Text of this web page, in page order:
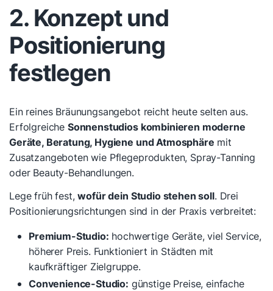
2. Konzept und
Positionierung
festlegen
Ein reines Bräunungsangebot reicht heute selten aus.
Erfolgreiche Sonnenstudios kombinieren moderne
Geräte, Beratung, Hygiene und Atmosphäre mit
Zusatzangeboten wie Pflegeprodukten, Spray-Tanning
oder Beauty-Behandlungen.
Lege früh fest,wofür dein Studio stehen soll. Drei
Positionierungsrichtungen sind in der Praxis verbreitet:
Premium-Studio: hochwertige Geräte, viel Service,
höherer Preis. Funktioniert in Städten mit
kaufkräftiger Zielgruppe.
Convenience-Studio: günstige Preise, einfache